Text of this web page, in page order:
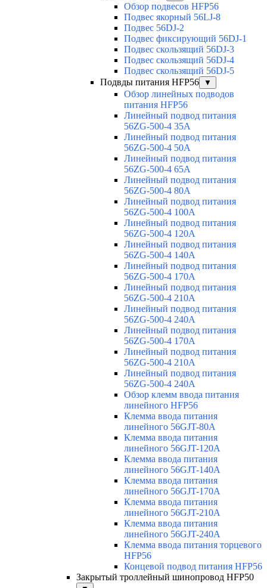
Обзор подвесов HFP56
Подвес якорный 56LJ-8
Подвес 56DJ-2
Подвес фиксирующий 56DJ-1
Подвес скользящий 56DJ-3
Подвес скользящий 56DJ-4
Подвес скользящий 56DJ-5
Подвды питания HFP56
▼
Обзор линейных подводов
питания HFP56
Линейный подвод питания
56ZG-500-4 35A
Линейный подвод питания
56ZG-500-4 50A
Линейный подвод питания
56ZG-500-4 65A
Линейный подвод питания
56ZG-500-4 80A
Линейный подвод питания
56ZG-500-4 100A
Линейный подвод питания
56ZG-500-4 120A
Линейный подвод питания
56ZG-500-4 140A
Линейный подвод питания
56ZG-500-4 170A
Линейный подвод питания
56ZG-500-4 210A
Линейный подвод питания
56ZG-500-4 240A
Линейный подвод питания
56ZG-500-4 170A
Линейный подвод питания
56ZG-500-4 210A
Линейный подвод питания
56ZG-500-4 240A
Обзор клемм ввода питания
линейного HFP56
Клемма ввода питания
линейного 56GJT-80A
Клемма ввода питания
линейного 56GJT-120A
Клемма ввода питания
линейного 56GJT-140A
Клемма ввода питания
линейного 56GJT-170A
Клемма ввода питания
линейного 56GJT-210A
Клемма ввода питания
линейного 56GJT-240A
Клемма ввода питания торцевого
HFP56
Концевой подвод питания HFP56
Закрытый троллейный шинопровод HFP50